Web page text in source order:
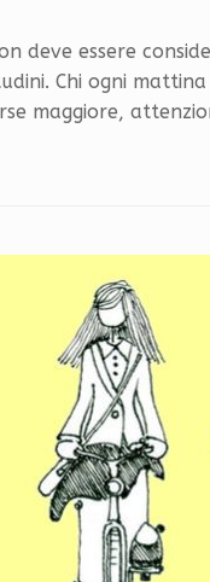
deve essere
Chi ogni
maggiore,